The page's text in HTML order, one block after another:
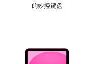
的妙控键盘